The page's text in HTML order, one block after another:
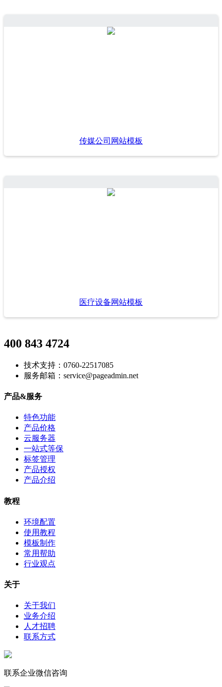
传媒公司网站模板
医疗设备网站模板
400 843 4724
技术支持：0760-22517085
服务邮箱：service@pageadmin.net
产品&服务
特色功能
产品价格
云服务器
一站式等保
标签管理
产品授权
产品介绍
教程
环境配置
使用教程
模板制作
常用帮助
行业观点
关于
关于我们
业务介绍
人才招聘
联系方式
联系企业微信咨询